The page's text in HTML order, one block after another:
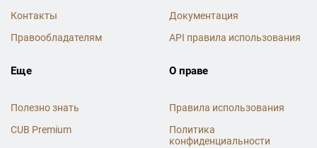
Контакты
Правообладателям
Документация
API правила использования
Еще
Полезно знать
CUB Premium
О праве
Правила использования
Политика
конфиденциальности